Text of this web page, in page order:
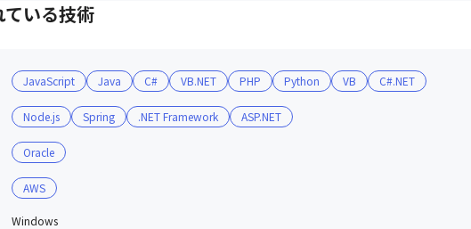
ている技術
JavaScript Java C# VB.NET PHP Python VB C#.NET
Node.js Spring .NET Framework ASP.NET
Oracle
AWS
Windows